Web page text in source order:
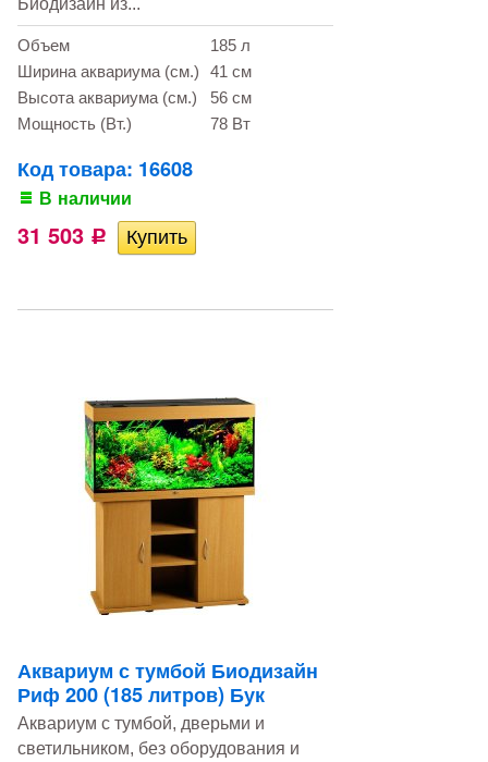
Объем
185 л
Ширина аквариума (см.)
41 см
Высота аквариума (см.)
56 см
Мощность (Вт.)
78 Вт
Код товара: 16608
В наличии
31 503 Р
Аквариум с тумбой Биодизайн
Риф 200 (185 литров) Бук
Аквариум с тумбой, дверьми и
светильником, без оборудования и